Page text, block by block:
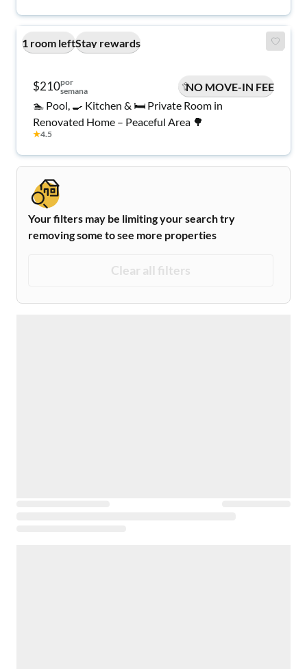
1 room leftStay rewards
$210por
semana
NO MOVE-IN FEE
🏊 Pool, 🍳 Kitchen & 🛏️ Private Room in
Renovated Home – Peaceful Area 🌳
★4.5
Your filters may be limiting your search try
removing some to see more properties
Clear all filters